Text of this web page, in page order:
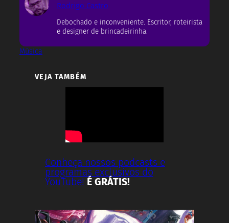
Rodrigo Castro
Debochado e inconveniente. Escritor, roteirista
e designer de brincadeirinha.
Música
VEJA TAMBÉM
Conheça nossos podcasts e
programas exclusivos do
YouTube! É GRÁTIS!